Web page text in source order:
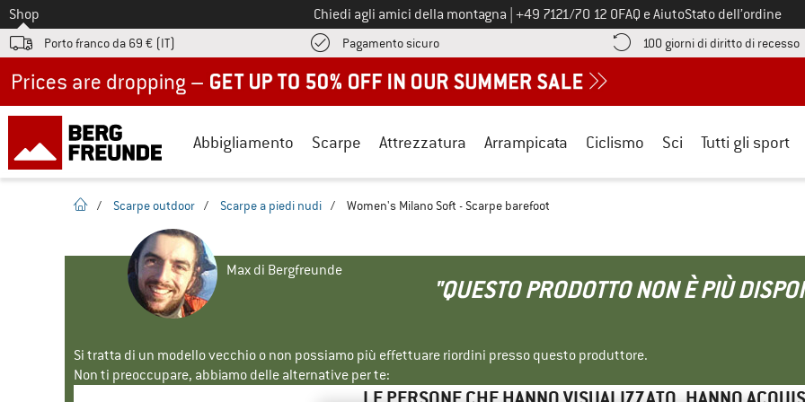
Allo
Shop Chiedi agli amici della montagna Chiamaci al numero
+49 7121/70 12 0FAQ e AiutoStato dell’ordine
Porto franco da 69 € (IT) Pagamento sicuroQui trovi le informazioni di pagamento! Si apre in una casella
100 giorni di diritto di recesso
Abbigliamento Scarpe Attrezzatura Arrampicata Ciclismo Sci Tutti gli sport
pagina iniziale
/ Scarpe outdoor / Scarpe a piedi nudi / Women's Milano Soft - Scarpe barefoot
Max di Bergfreunde
"QUESTO PRODOTTO NON È PIÙ
Si tratta di un modello vecchio o non possiamo più effettuare riordini presso questo produttore.
Non ti preoccupare, abbiamo delle alternative per te: